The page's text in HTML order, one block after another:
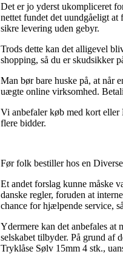
Det er jo yderst ukompliceret
nettet fundet det uundgåeligt at
sikre levering uden gebyr.
Trods dette kan det alligevel
shopping, så du er skudsikker
Man bør bare huske på, at når
uægte online virksomhed.
Vi anbefaler køb med kort
flere bidder.
Før folk bestiller hos en
Et andet forslag kunne måske
danske regler, foruden at
chance for hjælpende service,
Ydermere kan det anbefales at
selskabet tilbyder. På grund af
Tryklåse Sølv 15mm 4 stk.,